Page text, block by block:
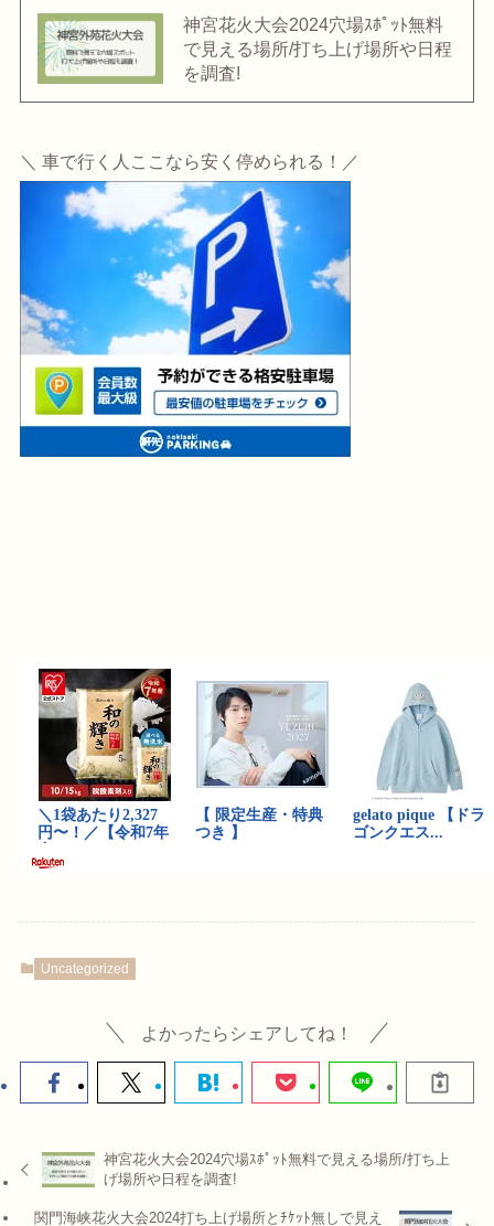
神宮花火大会2024穴場ｽﾎﾟｯﾄ無料
で見える場所/打ち上げ場所や日程
を調査!
＼ 車で行く人ここなら安く停められる！／
Uncategorized
よかったらシェアしてね！
神宮花火大会2024穴場ｽﾎﾟｯﾄ無料で見える場所/打ち上
げ場所や日程を調査!
関門海峡花火大会2024打ち上げ場所とﾁｹｯﾄ無しで見え